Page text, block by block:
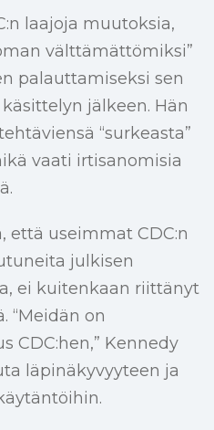
laajoja muutoksia,
välttämättömiksi”
palauttamiseksi sen
jälkeen. Hän
“surkeasta”
vaati irtisanomisia
että useimmat CDC:n
julkisen
ei kuitenkaan riittänyt
“Meidän on
CDC:hen,” Kennedy
läpinäkyvyyteen ja